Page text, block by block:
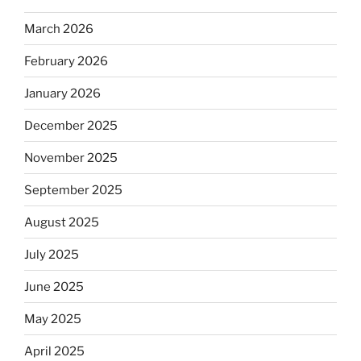
March 2026
February 2026
January 2026
December 2025
November 2025
September 2025
August 2025
July 2025
June 2025
May 2025
April 2025